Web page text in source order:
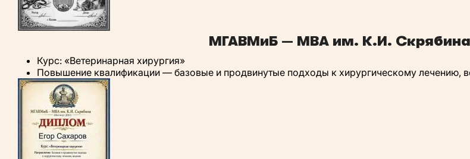
МГАВМиБ — МВА им. К.И.
Курс: «Ветеринарная хирургия»
Повышение квалификации — базовые и продвинутые подходы к хирургическому лечению,